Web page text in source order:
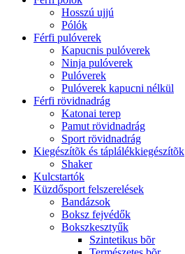
Hosszú ujjú
Pólók
Férfi pulóverek
Kapucnis pulóverek
Ninja pulóverek
Pulóverek
Pulóverek kapucni nélkül
Férfi rövidnadrág
Katonai terep
Pamut rövidnadrág
Sport rövidnadrág
Kiegészítõk és táplálékkiegészítõk
Shaker
Kulcstartók
Küzdősport felszerelések
Bandázsok
Boksz fejvédők
Bokszkesztyűk
Szintetikus bõr